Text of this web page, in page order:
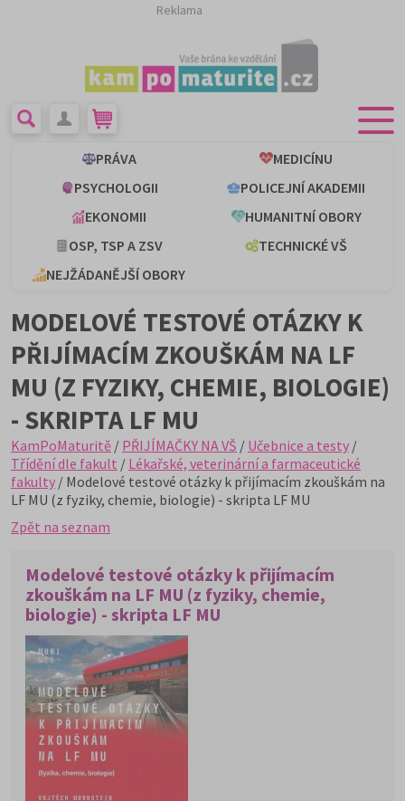
Reklama
PRÁVA
MEDICÍNU
PSYCHOLOGII
POLICEJNÍ AKADEMII
EKONOMII
HUMANITNÍ OBORY
OSP, TSP A ZSV
TECHNICKÉ VŠ
NEJŽÁDANĚJŠÍ OBORY
MODELOVÉ TESTOVÉ OTÁZKY K
PŘIJÍMACÍM ZKOUŠKÁM NA LF
MU (Z FYZIKY, CHEMIE, BIOLOGIE)
- SKRIPTA LF MU
KamPoMaturitě / PŘIJÍMAČKY NA VŠ / Učebnice a testy /
Třídění dle fakult / Lékařské, veterinární a farmaceutické
fakulty / Modelové testové otázky k přijímacím zkouškám na
LF MU (z fyziky, chemie, biologie) - skripta LF MU
Zpět na seznam
Modelové testové otázky k přijímacím
zkouškám na LF MU (z fyziky, chemie,
biologie) - skripta LF MU